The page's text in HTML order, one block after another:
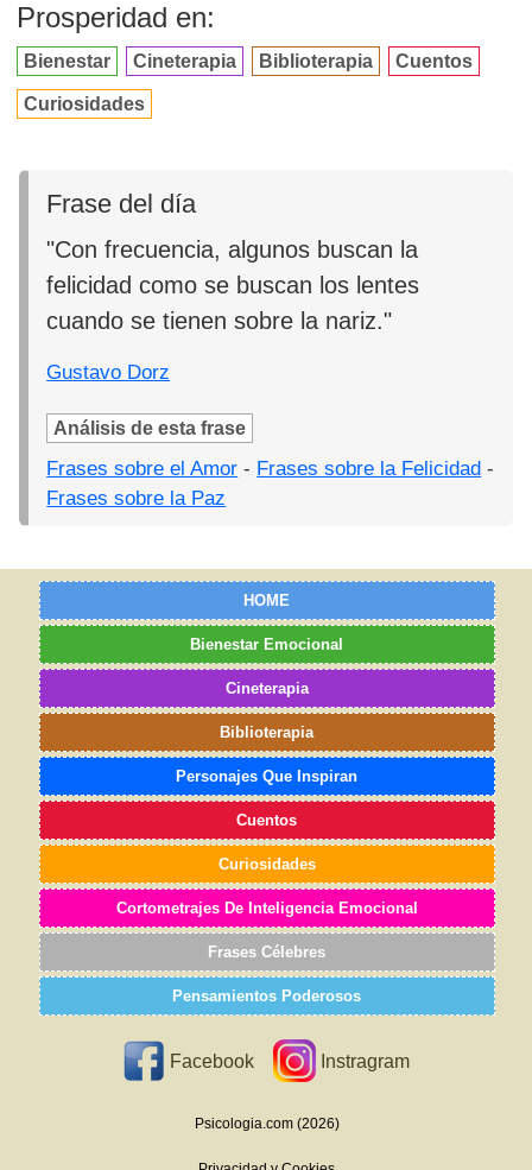
Prosperidad en:
Bienestar Cineterapia Biblioterapia Cuentos
Curiosidades
Frase del día
"Con frecuencia, algunos buscan la
felicidad como se buscan los lentes
cuando se tienen sobre la nariz."
Gustavo Dorz
Análisis de esta frase
Frases sobre el Amor - Frases sobre la Felicidad -
Frases sobre la Paz
HOME
Bienestar Emocional
Cineterapia
Biblioterapia
Personajes Que Inspiran
Cuentos
Curiosidades
Cortometrajes De Inteligencia Emocional
Frases Célebres
Pensamientos Poderosos
Facebook Instragram
Psicologia.com (2026)